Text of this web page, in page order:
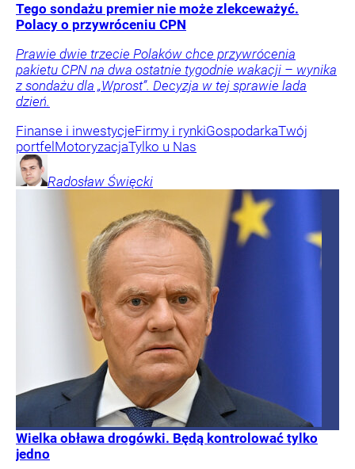
Tego sondażu premier nie może zlekceważyć.
Polacy o przywróceniu CPN
Prawie dwie trzecie Polaków chce przywrócenia
pakietu CPN na dwa ostatnie tygodnie wakacji – wynika
z sondażu dla „Wprost”. Decyzja w tej sprawie lada
dzień.
Finanse i inwestycjeFirmy i rynkiGospodarkaTwój
portfel MotoryzacjaTylko u Nas
Radosław Święcki
Wielka obława drogówki. Będą kontrolować tylko
jedno